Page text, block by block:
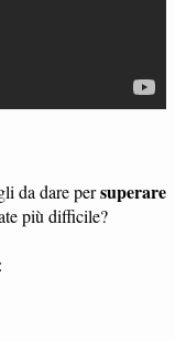
da dare persuperare
più difficile?
: